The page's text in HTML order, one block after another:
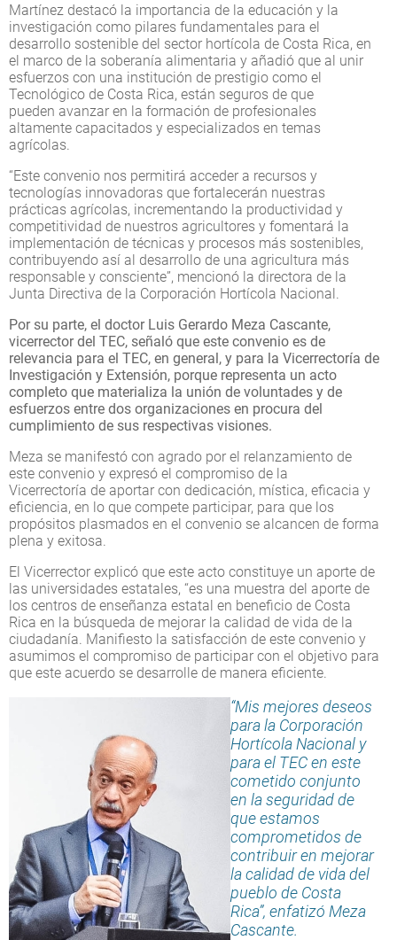
Martínez destacó la importancia de la educación y la
investigación como pilares fundamentales para el
desarrollo sostenible del sector hortícola de Costa Rica, en
el marco de la soberanía alimentaria y añadió que al unir
esfuerzos con una institución de prestigio como el
Tecnológico de Costa Rica, están seguros de que
pueden avanzar en la formación de profesionales
altamente capacitados y especializados en temas
agrícolas.
“Este convenio nos permitirá acceder a recursos y
tecnologías innovadoras que fortalecerán nuestras
prácticas agrícolas, incrementando la productividad y
competitividad de nuestros agricultores y fomentará la
implementación de técnicas y procesos más sostenibles,
contribuyendo así al desarrollo de una agricultura más
responsable y consciente”, mencionó la directora de la
Junta Directiva de la Corporación Hortícola Nacional.
Por su parte, el doctor Luis Gerardo Meza Cascante,
vicerrector del TEC, señaló que este convenio es de
relevancia para el TEC, en general, y para la Vicerrectoría de
Investigación y Extensión, porque representa un acto
completo que materializa la unión de voluntades y de
esfuerzos entre dos organizaciones en procura del
cumplimiento de sus respectivas visiones.
Meza se manifestó con agrado por el relanzamiento de
este convenio y expresó el compromiso de la
Vicerrectoría de aportar con dedicación, mística, eficacia y
eficiencia, en lo que compete participar, para que los
propósitos plasmados en el convenio se alcancen de forma
plena y exitosa.
El Vicerrector explicó que este acto constituye un aporte de
las universidades estatales, “es una muestra del aporte de
los centros de enseñanza estatal en beneficio de Costa
Rica en la búsqueda de mejorar la calidad de vida de la
ciudadanía. Manifiesto la satisfacción de este convenio y
asumimos el compromiso de participar con el objetivo para
que este acuerdo se desarrolle de manera eficiente.
“Mis mejores deseos
para la Corporación
Hortícola Nacional y
para el TEC en este
cometido conjunto
en la seguridad de
que estamos
comprometidos de
contribuir en mejorar
la calidad de vida del
pueblo de Costa
Rica”, enfatizó Meza
Cascante.